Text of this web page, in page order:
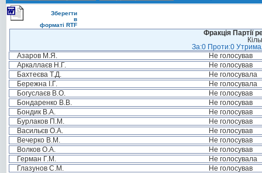
Зберегти
в
форматі RTF
Фракція Партії
За:0 Проти:0
Азаров М.Я.
Не голосував
Аркаллаєв Н.Г.
Не голосував
Бахтеєва Т.Д.
Не голосувала
Бережна І.Г.
Не голосувала
Богуслаєв В.О.
Не голосував
Бондаренко В.В.
Не голосував
Бондик В.А.
Не голосував
Бурлаков П.М.
Не голосував
Васильєв О.А.
Не голосував
Вечерко В.М.
Не голосував
Волков О.А.
Не голосував
Герман Г.М.
Не голосувала
Глазунов С.М.
Не голосував